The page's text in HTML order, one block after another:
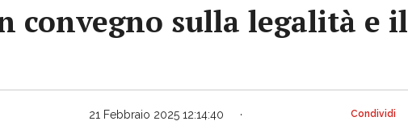
sulla legalità e il
21 Febbraio 2025 12:14:40